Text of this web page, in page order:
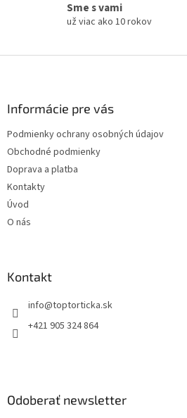
Sme s vami
už viac ako 10 rokov
Informácie pre vás
Podmienky ochrany osobných údajov
Obchodné podmienky
Doprava a platba
Kontakty
Úvod
O nás
Kontakt
+421 905 324 864
Odoberať newsletter